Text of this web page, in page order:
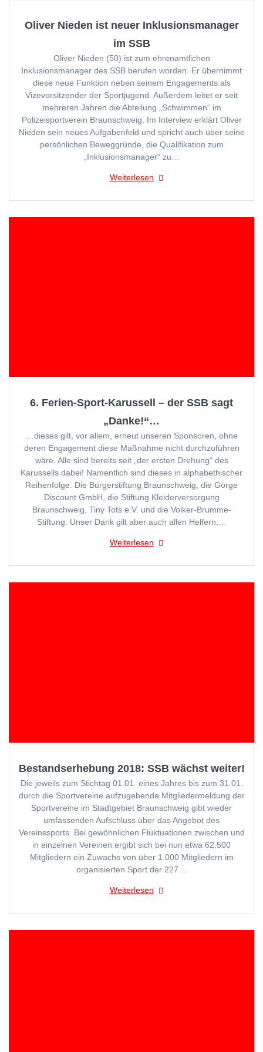
Oliver Nieden ist neuer Inklusionsmanager
im SSB
Oliver Nieden (50) ist zum ehrenamtlichen
Inklusionsmanager des SSB berufen worden. Er übernimmt
diese neue Funktion neben seinem Engagements als
Vizevorsitzender der Sportjugend. Außerdem leitet er seit
mehreren Jahren die Abteilung „Schwimmen“ im
Polizeisportverein Braunschweig. Im Interview erklärt Oliver
Nieden sein neues Aufgabenfeld und spricht auch über seine
persönlichen Beweggründe, die Qualifikation zum
„Inklusionsmanager“ zu…
Weiterlesen
6. Ferien-Sport-Karussell – der SSB sagt
„Danke!“…
…dieses gilt, vor allem, erneut unseren Sponsoren, ohne
deren Engagement diese Maßnahme nicht durchzuführen
wäre. Alle sind bereits seit „der ersten Drehung“ des
Karussells dabei! Namentlich sind dieses in alphabethischer
Reihenfolge: Die Bürgerstiftung Braunschweig, die Görge
Discount GmbH, die Stiftung Kleiderversorgung
Braunschweig, Tiny Tots e.V. und die Volker-Brumme-
Stiftung. Unser Dank gilt aber auch allen Helfern,…
Weiterlesen
Bestandserhebung 2018: SSB wächst weiter!
Die jeweils zum Stichtag 01.01. eines Jahres bis zum 31.01.
durch die Sportvereine aufzugebende Mitgliedermeldung der
Sportvereine im Stadtgebiet Braunschweig gibt wieder
umfassenden Aufschluss über das Angebot des
Vereinssports. Bei gewöhnlichen Fluktuationen zwischen und
in einzelnen Vereinen ergibt sich bei nun etwa 62.500
Mitgliedern ein Zuwachs von über 1.000 Mitgliedern im
organisierten Sport der 227…
Weiterlesen